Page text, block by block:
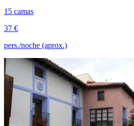
15 camas
37 €
pers./noche (aprox.)